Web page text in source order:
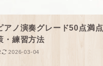
アノ演奏グレード50点満
・練習方法
2026-03-04